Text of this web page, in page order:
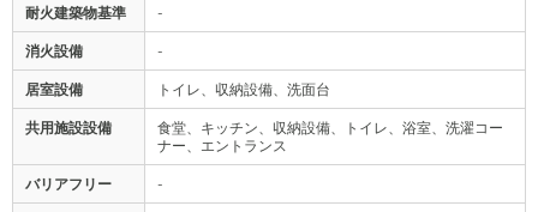
耐火建築物基準 -
消火設備 -
居室設備 トイレ、収納設備、洗面台
共用施設設備
食堂、キッチン、収納設備、トイレ、浴室、洗濯コー
ナー、エントランス
バリアフリー -